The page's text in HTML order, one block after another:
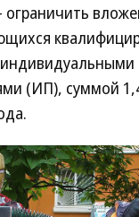
(ИП), суммой